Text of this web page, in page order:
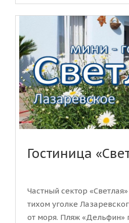
Гостиница
Частный сектор
тихом уголке
от моря. Пляж «Дельфин»